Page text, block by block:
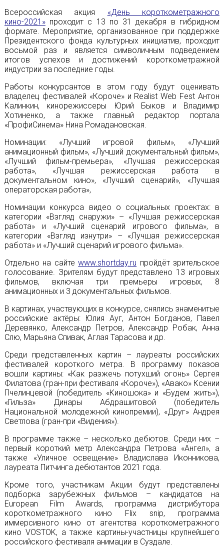
Всероссийская акция «День короткометражного
кино-2021»проходит с 13 по 31 декабря в гибридном
формате. Мероприятие, организованное при поддержке
Президентского фонда культурных инициатив, проходит
восьмой раз и является символичным подведением
итогов успехов и достижений короткометражной
индустрии за последние годы.
Работы конкурсантов в этом году будут оценивать
владелец фестивалей «Короче» и Realist Web Fest Антон
Калинкин, кинорежиссеры Юрий Быков и Владимир
Хотиненко, а также главный редактор портала
«ПрофиСинема» Нина Ромадановская.
Номинации: «Лучший игровой фильм», «Лучший
анимационный фильм», «Лучший документальный фильм»,
«Лучший фильм-премьера», «Лучшая режиссерская
работа», «Лучшая режиссерская работа в
документальном кино», «Лучший сценарий», «Лучшая
операторская работа»,
Номинации конкурса видео о социальных проектах: в
категории «Взгляд снаружи» – «Лучшая режиссерская
работа» и «Лучший сценарий игрового фильма», в
категории «Взгляд изнутри» – «Лучшая режиссерская
работа» и «Лучший сценарий игрового фильма».
Отдельно на сайтеwww.shortday.ru пройдёт зрительское
голосование. Зрителям будут представлено 13 игровых
фильмов, включая три премьеры игровых, 8
анимационных и 3 документальных фильмов.
В картинах, участвующих в конкурсе, снялись знаменитые
российские актёры: Юлия Ауг, Антон Богданов, Павел
Деревянко, Александр Петров, Александр Робак, Анна
Слю, Марьяна Спивак, Аглая Тарасова и др.
Среди представленных картин – лауреаты российских
фестивалей короткого метра. В программу показов
вошли картины: «Как разжечь потухший огонь» Сергея
Филатова (гран-при фестиваля «Короче»), «Авако» Ксении
Пчелинцевой (победитель «Киношока» и «Будем жить»),
«Гильза» Динары Абдрашитовой (победитель
Национальной молодежной кинопремии), «Друг» Андрея
Светлова (гран-при «Видения»).
В программе также – несколько дебютов. Среди них –
первый короткий метр Александра Петрова «Ангел», а
также «Уличное освещение» Владислава Иконникова,
лауреата Питчинга дебютантов 2021 года.
Кроме того, участникам Акции будут представлены
подборка зарубежных фильмов – кандидатов на
European Film Awards, программа дистрибутора
короткометражного кино Flix snip, программа
иммерсивного кино от агентства короткометражного
кино VOSTOK, а также картины-участницы крупнейшего
российского фестиваля анимации в Суздале.